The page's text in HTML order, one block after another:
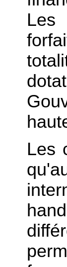
Les